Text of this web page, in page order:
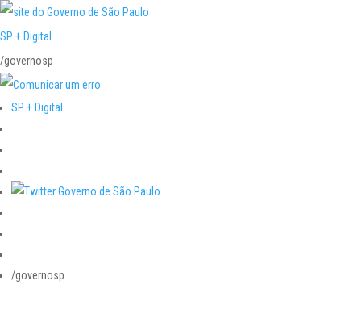
SP + Digital
/governosp
SP + Digital
/governosp